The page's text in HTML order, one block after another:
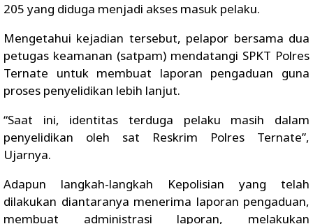
205 yang diduga menjadi akses masuk pelaku.
Mengetahui kejadian tersebut, pelapor bersama dua
petugas keamanan (satpam) mendatangi SPKT Polres
Ternate untuk membuat laporan pengaduan guna
proses penyelidikan lebih lanjut.
“Saat ini, identitas terduga pelaku masih dalam
penyelidikan oleh sat Reskrim Polres Ternate”,
Ujarnya.
Adapun langkah-langkah Kepolisian yang telah
dilakukan diantaranya menerima laporan pengaduan,
membuat administrasi laporan, melakukan